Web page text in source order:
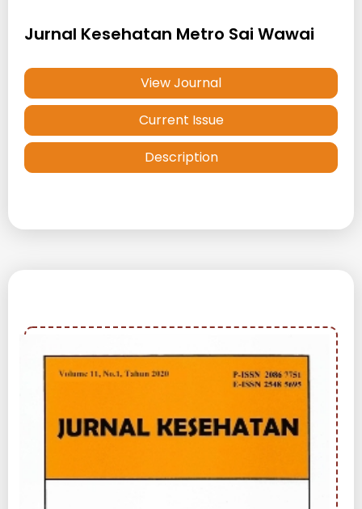
Jurnal Kesehatan Metro Sai Wawai
View Journal
Current Issue
Description